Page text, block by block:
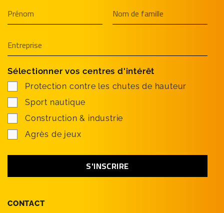
CONTACT
Sélectionner vos centres d'intérêt
Protection contre les chutes de hauteur
Sport nautique
Construction & industrie
Agrès de jeux